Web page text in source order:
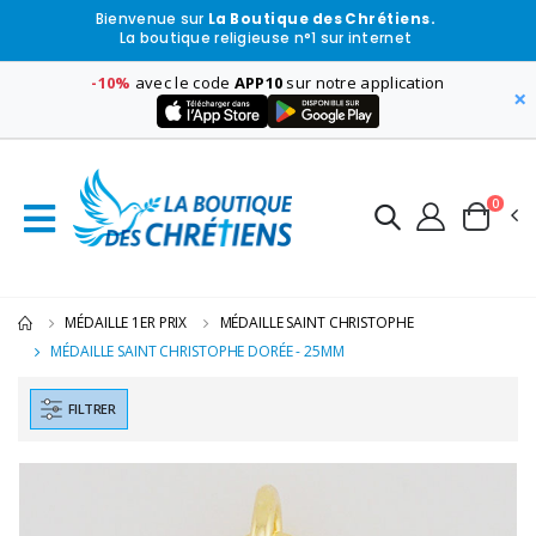
Bienvenue sur La Boutique des Chrétiens.
La boutique religieuse n°1 sur internet
-10% avec le code APP10 sur notre application
×
0
MÉDAILLE 1ER PRIX
MÉDAILLE SAINT CHRISTOPHE
MÉDAILLE SAINT CHRISTOPHE DORÉE - 25MM
FILTRER